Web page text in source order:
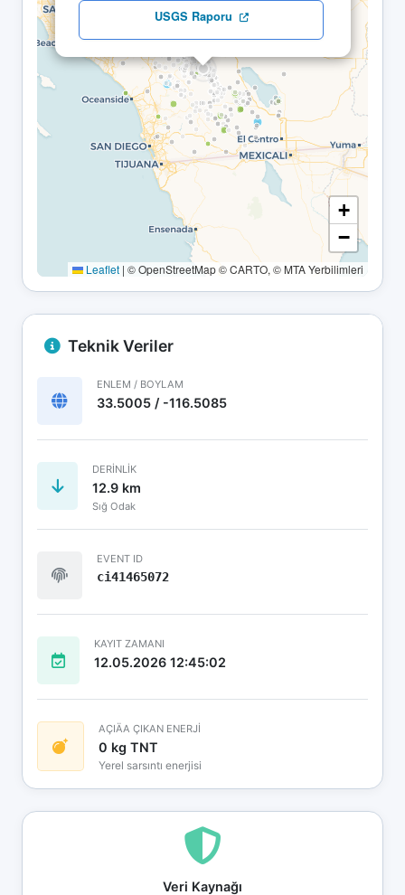
USGS Raporu
+
−
Leaflet | © OpenStreetMap © CARTO, © MTA Yerbilimleri
Teknik Veriler
ENLEM / BOYLAM
33.5005 / -116.5085
DERINLIK
12.9 km
Sığ Odak
EVENT ID
ci41465072
KAYIT ZAMANI
12.05.2026 12:45:02
AÇIÄA ÇIKAN ENERJİ
0 kg TNT
Yerel sarsıntı enerjisi
Veri Kaynağı